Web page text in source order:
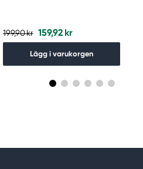
199,90 kr 159,92 kr
Lägg i varukorgen